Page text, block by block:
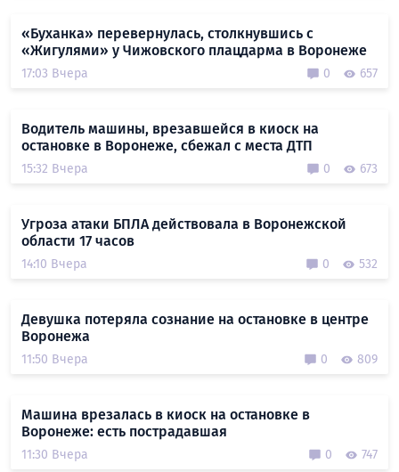
«Буханка» перевернулась, столкнувшись с
«Жигулями» у Чижовского плацдарма в Воронеже
17:03 Вчера 0 657
Водитель машины, врезавшейся в киоск на
остановке в Воронеже, сбежал с места ДТП
15:32 Вчера 0 673
Угроза атаки БПЛА действовала в Воронежской
области 17 часов
14:10 Вчера 0 532
Девушка потеряла сознание на остановке в центре
Воронежа
11:50 Вчера 0 809
Машина врезалась в киоск на остановке в
Воронеже: есть пострадавшая
11:30 Вчера 0 747